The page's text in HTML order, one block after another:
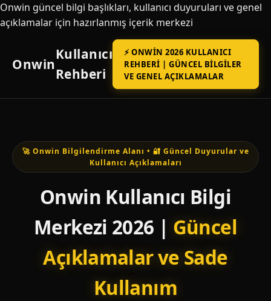
Onwin güncel bilgi başlıkları, kullanıcı duyuruları ve genel
açıklamalar için hazırlanmış içerik merkezi
Onwin
Kullanıcı
Rehberi
⚡ ONWIN 2026 KULLANICI
REHBERI | GÜNCEL BILGILER
VE GENEL AÇIKLAMALAR
🚀 Onwin Bilgilendirme Alanı • 🔐 Güncel Duyurular ve
Kullanıcı Açıklamaları
Onwin Kullanıcı Bilgi
Merkezi 2026 | Güncel
Açıklamalar ve Sade
Kullanım